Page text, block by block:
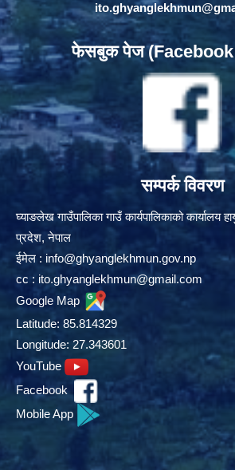
फेसबुक पेज
सम्पर्क विवरण
घ्याङलेख गाउँपालिका गाउँ कार्यपालिकाको कार्यालय
प्रदेश, नेपाल
ईमेल : info@ghyanglekhmun.gov.np
cc : ito.ghyanglekhmun@gmail.com
Google Map
Latitude: 85.814329
Longitude: 27.343601
YouTube
Facebook
Mobile App